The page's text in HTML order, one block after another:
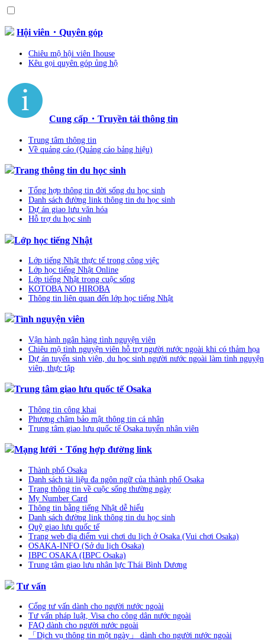
Hội viên・Quyên góp
Chiêu mộ hội viên Ihouse
Kêu gọi quyên góp ủng hộ
Cung cấp・Truyền tải thông tin
Trung tâm thông tin
Về quảng cáo (Quảng cáo bảng hiệu)
Trang thông tin du học sinh
Tổng hợp thông tin đời sống du học sinh
Danh sách đường link thông tin du học sinh
Dự án giao lưu văn hóa
Hỗ trợ du học sinh
Lớp học tiếng Nhật
Lớp tiếng Nhật thực tế trong công việc
Lớp học tiếng Nhật Online
Lớp tiếng Nhật trong cuộc sống
KOTOBA NO HIROBA
Thông tin liên quan đến lớp học tiếng Nhật
Tình nguyện viên
Vận hành ngân hàng tình nguyện viên
Chiêu mộ tình nguyện viên hỗ trợ người nước ngoài khi có thảm họa
Dự án tuyển sinh viên, du học sinh người nước ngoài làm tình nguyện
viên, thực tập
Trung tâm giao lưu quốc tế Osaka
Thông tin công khai
Phương châm bảo mật thông tin cá nhân
Trung tâm giao lưu quốc tế Osaka tuyển nhân viên
Mạng lưới・Tổng hợp đường link
Thành phố Osaka
Danh sách tài liệu đa ngôn ngữ của thành phố Osaka
Trang thông tin về cuộc sống thường ngày
My Number Card
Thông tin bằng tiếng Nhật dễ hiểu
Danh sách đường link thông tin du học sinh
Quỹ giao lưu quốc tế
Trang web địa điểm vui chơi du lịch ở Osaka (Vui chơi Osaka)
OSAKA-INFO (Sở du lịch Osaka)
IBPC OSAKA (IBPC Osaka)
Trung tâm giao lưu nhân lực Thái Bình Dương
Tư vấn
Cổng tư vấn dành cho người nước ngoài
Tư vấn pháp luật, Visa cho công dân nước ngoài
FAQ dành cho người nước ngoài
「Dịch vụ thông tin một ngày」 dành cho người nước ngoài